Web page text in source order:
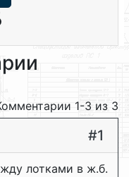
1-3 из 3
#1
лотками в ж.б.